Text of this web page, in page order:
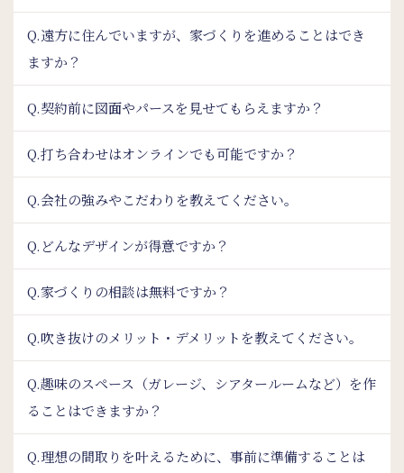
Q.遠方に住んでいますが、家づくりを進めることはでき
ますか？
Q.契約前に図面やパースを見せてもらえますか？
Q.打ち合わせはオンラインでも可能ですか？
Q.会社の強みやこだわりを教えてください。
Q.どんなデザインが得意ですか？
Q.家づくりの相談は無料ですか？
Q.吹き抜けのメリット・デメリットを教えてください。
Q.趣味のスペース（ガレージ、シアタールームなど）を作
ることはできますか？
Q.理想の間取りを叶えるために、事前に準備することは